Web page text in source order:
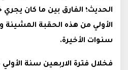
الحديث؛ الفارق بين ما كان
الأولي من هذه الحقبة
سنوات الأخيرة.
فخلال فترة الاربعين سنة